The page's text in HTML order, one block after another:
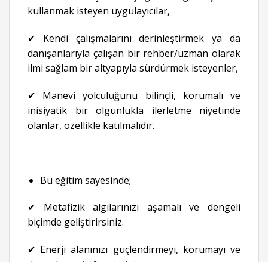
kullanmak isteyen uygulayıcılar,
✔ Kendi çalışmalarını derinleştirmek ya da
danışanlarıyla çalışan bir rehber/uzman olarak
ilmi sağlam bir altyapıyla sürdürmek isteyenler,
✔ Manevi yolculuğunu bilinçli, korumalı ve
inisiyatik bir olgunlukla ilerletme niyetinde
olanlar, özellikle katılmalıdır.
Bu eğitim sayesinde;
✔ Metafizik algılarınızı aşamalı ve dengeli
biçimde geliştirirsiniz.
✔ Enerji alanınızı güçlendirmeyi, korumayı ve